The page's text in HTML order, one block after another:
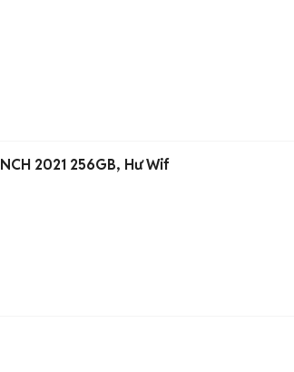
2021 256GB, Hư Wif